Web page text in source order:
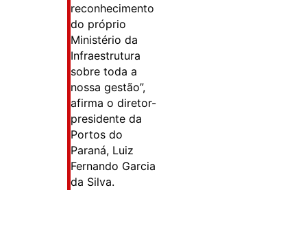
reconhecimento
do próprio
Ministério da
Infraestrutura
sobre toda a
nossa gestão”,
afirma o diretor-
presidente da
Portos do
Paraná, Luiz
Fernando Garcia
da Silva.